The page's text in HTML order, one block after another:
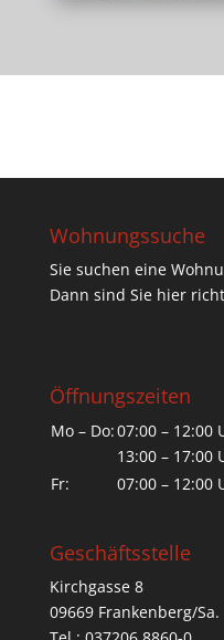
Wohnungssuche
Sie suchen eine
Dann sind Sie hier
Öffnungszeiten
Mo – Do:07:00 – 12:00
13:00 – 17:00
Fr:
07:00 – 12:00
Geschäftsstelle
Kirchgasse 8
09669 Frankenberg/Sa.